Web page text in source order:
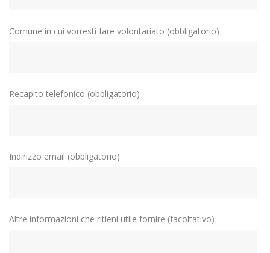
Comune in cui vorresti fare volontariato (obbligatorio)
Recapito telefonico (obbligatorio)
Indirizzo email (obbligatorio)
Altre informazioni che ritieni utile fornire (facoltativo)